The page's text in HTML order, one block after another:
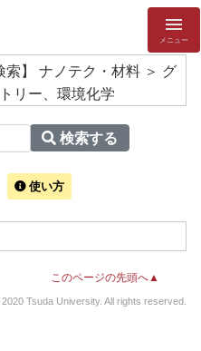
メニュー
索】 ナノテク・材料 ＞ グ
リー、環境化学
検索する
使い方
このページの先頭へ▲
Tsuda University. All rights reserved.